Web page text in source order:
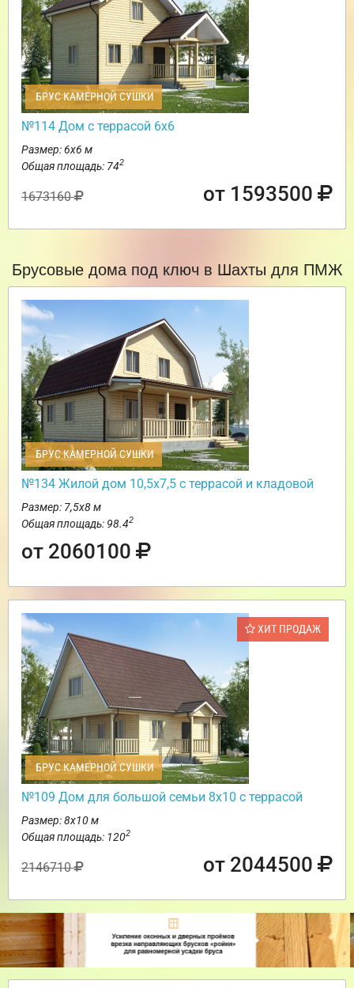
БРУС КАМЕРНОЙ СУШКИ
№114 Дом с террасой 6х6
Размер: 6х6 м
Общая площадь: 742
1673160 от 1593500
Брусовые дома под ключ в Шахты для ПМЖ
БРУС КАМЕРНОЙ СУШКИ
№134 Жилой дом 10,5х7,5 с террасой и кладовой
Размер: 7,5х8 м
Общая площадь: 98.42
от 2060100
ХИТ ПРОДАЖ
БРУС КАМЕРНОЙ СУШКИ
№109 Дом для большой семьи 8х10 с террасой
Размер: 8х10 м
Общая площадь: 1202
2146710 от 2044500